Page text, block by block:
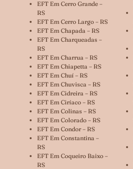
EFT Em Cerro Grande –
RS
EFT Em Cerro Largo – RS
EFT Em Chapada – RS
EFT Em Charqueadas –
RS
EFT Em Charrua – RS
EFT Em Chiapetta – RS
EFT Em Chuí – RS
EFT Em Chuvisca – RS
EFT Em Cidreira – RS
EFT Em Ciríaco – RS
EFT Em Colinas – RS
EFT Em Colorado – RS
EFT Em Condor – RS
EFT Em Constantina –
RS
EFT Em Coqueiro Baixo –
RS